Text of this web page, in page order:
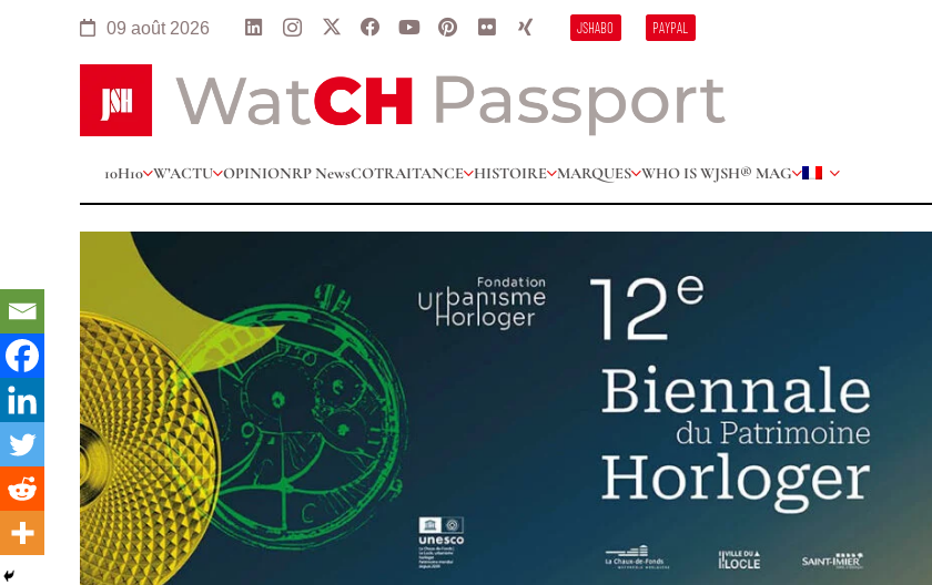
09 août 2026 JSHABO PAYPAL
10H10 W’ACTU OPINIONRP NewsCOTRAITANCE HISTOIRE MARQUES WHO IS WJSH® MAG